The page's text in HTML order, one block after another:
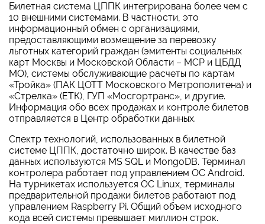
Билетная система ЦППК интегрирована более чем с
10 внешними системами. В частности, это
информационный обмен с организациями,
предоставляющими возмещение за перевозку
льготных категорий граждан (эмитенты социальных
карт Москвы и Московской Области – МСР и ЦБДД
МО), системы обслуживающие расчеты по картам
«Тройка» (ПАК ЦОТТ Московского Метрополитена) и
«Стрелка» (ЕТК), ГУП «Мосгортранс», и другие.
Информация обо всех продажах и контроле билетов
отправляется в Центр обработки данных.
Спектр технологий, использованных в билетной
системе ЦППК, достаточно широк. В качестве баз
данных используются MS SQL и MongoDB. Терминал
контролера работает под управлением ОС Android.
На турникетах используется ОС Linux, терминалы
предварительной продажи билетов работают под
управлением Raspberry Pi. Общий объем исходного
кода всей системы превышает миллион строк.